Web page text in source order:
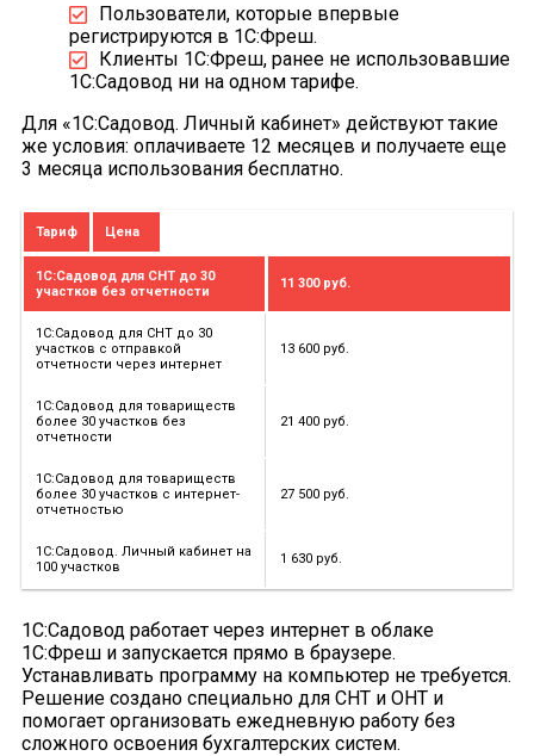
Пользователи, которые впервые
регистрируются в 1С:Фреш.
Клиенты 1С:Фреш, ранее не использовавшие
1С:Садовод ни на одном тарифе.
Для «1С:Садовод. Личный кабинет» действуют такие
же условия: оплачиваете 12 месяцев и получаете еще
3 месяца использования бесплатно.
Тариф Цена
1С:Садовод для СНТ до 30
участков без отчетности
11 300 руб.
1С:Садовод для СНТ до 30
участков с отправкой
отчетности через интернет
13 600 руб.
1С:Садовод для товариществ
более 30 участков без
отчетности
21 400 руб.
1С:Садовод для товариществ
более 30 участков с интернет-
отчетностью
27 500 руб.
1С:Садовод. Личный кабинет на
100 участков
1 630 руб.
1С:Садовод работает через интернет в облаке
1С:Фреш и запускается прямо в браузере.
Устанавливать программу на компьютер не требуется.
Решение создано специально для СНТ и ОНТ и
помогает организовать ежедневную работу без
сложного освоения бухгалтерских систем.